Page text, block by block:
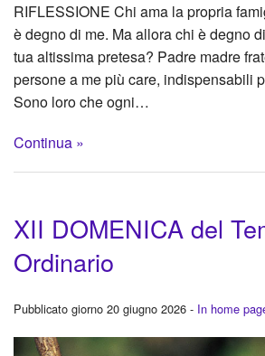
RIFLESSIONE Chi ama la propria
è degno di me. Ma allora chi è degno
tua altissima pretesa? Padre madre
persone a me più care, indispensabili
Sono loro che ogni…
Continua »
XII DOMENICA del
Ordinario
Pubblicato giorno 20 giugno 2026 - In home